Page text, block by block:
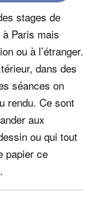
stages de
Paris mais
ou à l’étranger.
dans des
séances on
rendu. Ce sont
aux
ou qui tout
papier ce